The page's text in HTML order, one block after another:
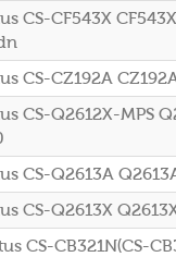
CS-CF543X
CS-CZ192A
CS-Q2612X-MPS
CS-Q2613A
CS-Q2613X
CS-CB321N(CS-